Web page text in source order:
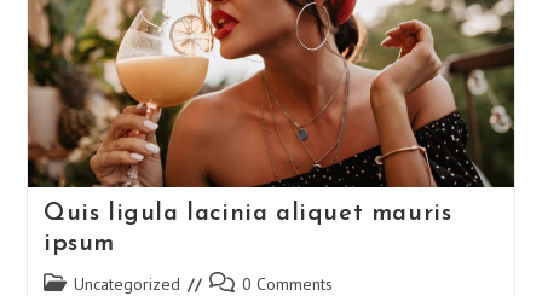
Quis ligula lacinia aliquet mauris
ipsum
Uncategorized 0 Comments